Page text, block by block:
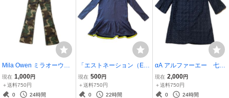
Mila Owen ミラオーウェ
ン 迷彩柄 カモフラージュ
フレアパンツ 試着の
み タグ付き ウエスト
現在 1,000円
＋送料750円
0
24時間
「エストネーション（ES
TNATION）」ジップアッ
プスウェット チュニッ
ク 長袖 ネイビー Mサイ
現在 500円
＋送料750円
0
22時間
αA アルファーエー 七分
袖 レース ワンピース ひざ
丈 ブラック 花柄刺繍＋カ
ットワーク（穴あき加
現在 2,000円
＋送料750円
0
24時間